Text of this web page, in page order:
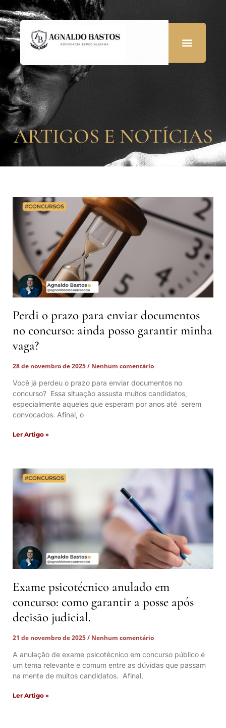
ARTIGOS E NOTÍCIAS
Perdi o prazo para enviar documentos
no concurso: ainda posso garantir minha
vaga?
28 de novembro de 2025
Nenhum comentário
Você já perdeu o prazo para enviar documentos no
concurso? Essa situação assusta muitos candidatos,
especialmente aqueles que esperam por anos até serem
convocados. Afinal, o
Ler Artigo »
Exame psicotécnico anulado em
concurso: como garantir a posse após
decisão judicial.
21 de novembro de 2025
Nenhum comentário
A anulação de exame psicotécnico em concurso público é
um tema relevante e comum entre as dúvidas que passam
na mente de muitos candidatos. Afinal,
Ler Artigo »